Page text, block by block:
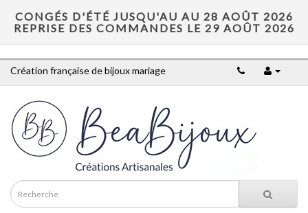
CONGÉS D'ÉTÉ JUSQU'AU AU 28 AOÛT 2026
REPRISE DES COMMANDES LE 29 AOÛT 2026
Création française de bijoux mariage